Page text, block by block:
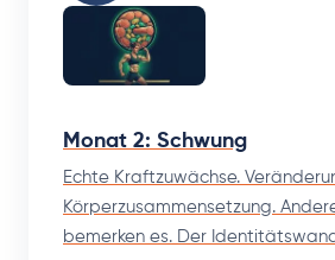
Monat 2: Schwung
Echte Kraftzuwächse.
Körperzusammensetzung.
bemerken es. Der